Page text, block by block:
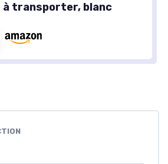
à transporter, blanc